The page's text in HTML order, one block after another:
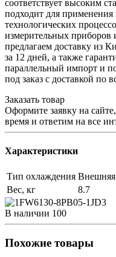
соответствует высоким
подходит для применения
технологических
измерительных
предлагаем доставку из
за 12 дней, а также
параллельный импорт и
под заказ с доставкой по
Заказать товар
Оформите заявку на
время и ответим на все
Характеристики
Тип охлаждения Внешняя
Вес, кг
8.7
В наличии 100
Похожие товары